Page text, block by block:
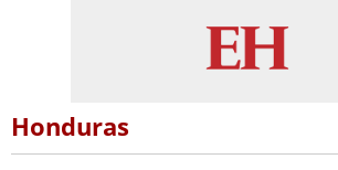
Honduras